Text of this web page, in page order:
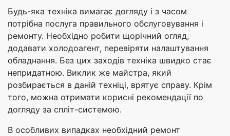
Будь-яка техніка вимагає догляду і з часом
потрібна послуга правильного обслуговування і
ремонту. Необхідно робити щорічний огляд,
додавати холодоагент, перевіряти налаштування
обладнання. Без цих заходів техніка швидко стає
непридатною. Виклик же майстра, який
розбирається в даній техніці, врятує справу. Крім
того, можна отримати корисні рекомендації по
догляду за спліт-системою.
В особливих випадках необхідний ремонт